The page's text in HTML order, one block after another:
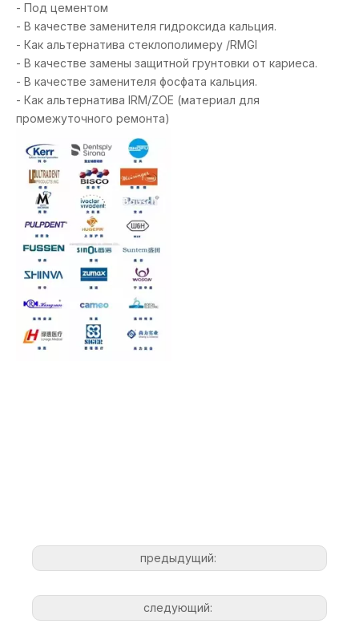
- Под цементом
- В качестве заменителя гидроксида кальция.
- Как альтернатива стеклополимеру /RMGI
- В качестве замены защитной грунтовки от кариеса.
- В качестве заменителя фосфата кальция.
- Как альтернатива IRM/ZOE (материал для
промежуточного ремонта)
предыдущий:
следующий: